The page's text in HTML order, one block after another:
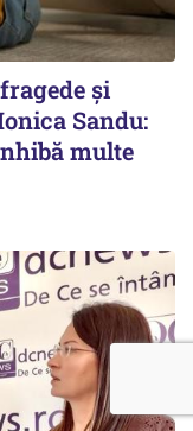
și
Sandu:
multe